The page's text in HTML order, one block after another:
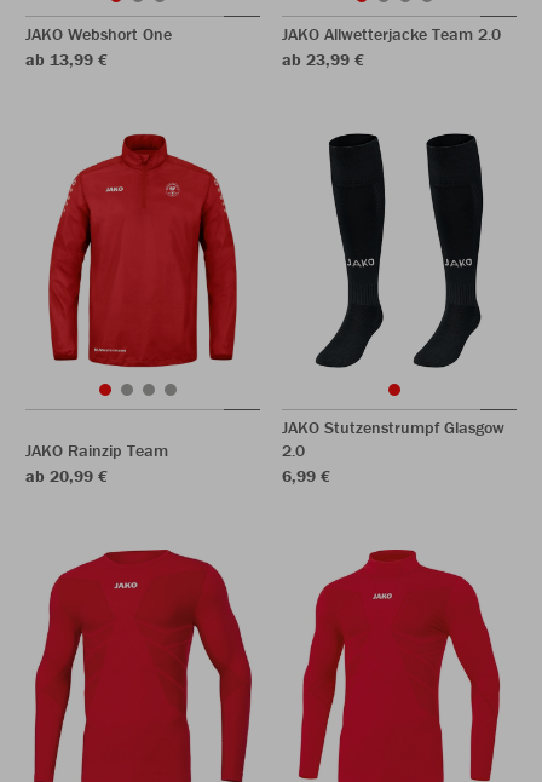
JAKO Webshort One
ab 13,99 €
JAKO Allwetterjacke Team 2.0
ab 23,99 €
JAKO Rainzip Team
ab 20,99 €
JAKO Stutzenstrumpf Glasgow
2.0
6,99 €